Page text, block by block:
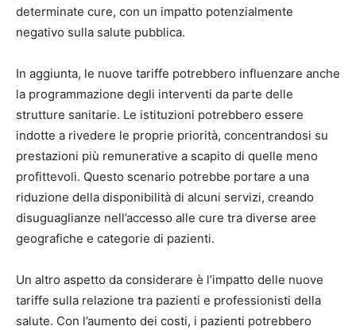
determinate cure, con un impatto potenzialmente
negativo sulla salute pubblica.
In aggiunta, le nuove tariffe potrebbero influenzare anche
la programmazione degli interventi da parte delle
strutture sanitarie. Le istituzioni potrebbero essere
indotte a rivedere le proprie priorità, concentrandosi su
prestazioni più remunerative a scapito di quelle meno
profittevoli. Questo scenario potrebbe portare a una
riduzione della disponibilità di alcuni servizi, creando
disuguaglianze nell’accesso alle cure tra diverse aree
geografiche e categorie di pazienti.
Un altro aspetto da considerare è l’impatto delle nuove
tariffe sulla relazione tra pazienti e professionisti della
salute. Con l’aumento dei costi, i pazienti potrebbero